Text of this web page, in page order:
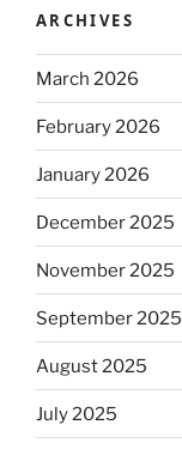
ARCHIVES
March 2026
February 2026
January 2026
December 2025
November 2025
September 2025
August 2025
July 2025